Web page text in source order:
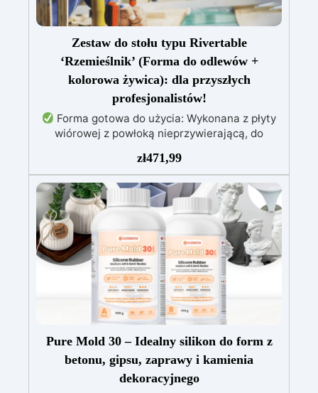
Zestaw do stołu typu Rivertable
‘Rzemieślnik’ (Forma do odlewów +
kolorowa żywica): dla przyszłych
profesjonalistów!
Forma gotowa do użycia: Wykonana z płyty
wiórowej z powłoką nieprzywierającą, do
epoksydowa wysokiej jakości: 1,6 kg
przezroczystej, samopoziomującej żywicy
odpornej na promieniowanie UV, łatwej do
wylania.
Pełny zestaw: Zawiera drewno
świerkowe impregnowane, barwniki (biały,
czarny, czerwony, niebieski, żółty), wagę i
narzędzia do mieszania.
Łatwy montaż:
Forma już zmontowana, gotowa do użycia,
oszczędzając czas i zapewniając precyzję.
zł471,99
Pure Mold 30 – Idealny silikon do form z
betonu, gipsu, zaprawy i kamienia
dekoracyjnego